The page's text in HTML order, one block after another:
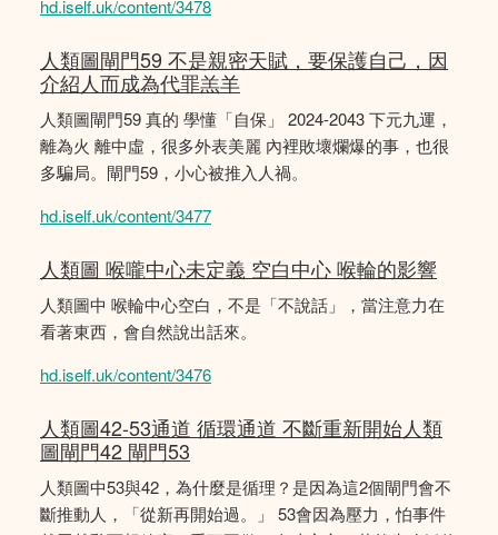
hd.iself.uk/content/3478
人類圖閘門59 不是親密天賦，要保護自己，因
介紹人而成為代罪羔羊
人類圖閘門59 真的 學懂「自保」 2024-2043 下元九運，
離為火 離中虛，很多外表美麗 內裡敗壞爛爆的事，也很
多騙局。閘門59，小心被推入人禍。
hd.iself.uk/content/3477
人類圖 喉嚨中心未定義 空白中心 喉輪的影響
人類圖中 喉輪中心空白，不是「不說話」，當注意力在
看著東西，會自然說出話來。
hd.iself.uk/content/3476
人類圖42-53通道 循環通道 不斷重新開始人類
圖閘門42 閘門53
人類圖中53與42，為什麼是循理？是因為這2個閘門會不
斷推動人，「從新再開始過。」 53會因為壓力，怕事件